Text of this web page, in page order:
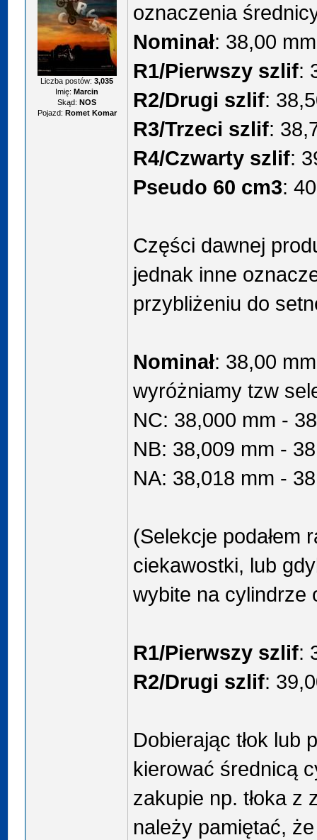
Liczba postów:3,035
Imię: Marcin
Skąd: NOS
Pojazd: Romet Komar
oznaczenia
Nominał: 38,00 mm
R1/Pierwszy szlif:
R2/Drugi szlif:
R3/Trzeci szlif:
R4/Czwarty szlif:
Pseudo 60 cm3:
Części dawnej
jednak inne
przybliżeniu do
Nominał: 38,00
wyróżniamy tzw
NC: 38,000 mm -
NB: 38,009 mm -
NA: 38,018 mm -
(Selekcje podałem
ciekawostki, lub
wybite na cylindrze
R1/Pierwszy szlif:
R2/Drugi szlif:
Dobierając tłok lub
kierować średnicą
zakupie np. tłoka z
należy pamiętać,